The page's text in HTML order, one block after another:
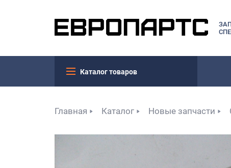
Каталог товаров
Главная Каталог Новые запчасти